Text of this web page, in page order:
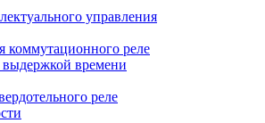
управления
коммутационного реле
выдержкой времени
реле